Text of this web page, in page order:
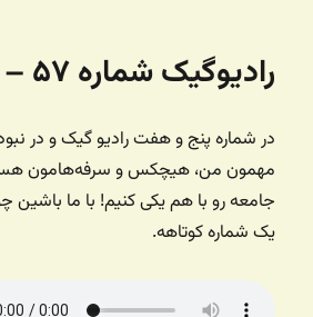
رادیوگیک شماره ۵۷ – آرش آزاد
در شماره پنج و هفت رادیو گیک و در
مهمون من، هیچکس و سرفه‌هامون
جامعه رو با هم یکی کنیم! با ما باشین
یک شماره کوتاهه.